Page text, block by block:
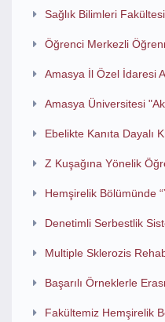
Sağlık Bilimleri
Öğrenci Merkezli
Amasya İl Özel İdaresi
Amasya Üniversitesi
Ebelikte Kanıta Dayalı
Z Kuşağına Yönelik
Hemşirelik Bölümünde
Denetimli Serbestlik
Multiple Sklerozis
Başarılı Örneklerle
Fakültemiz Hemşirelik